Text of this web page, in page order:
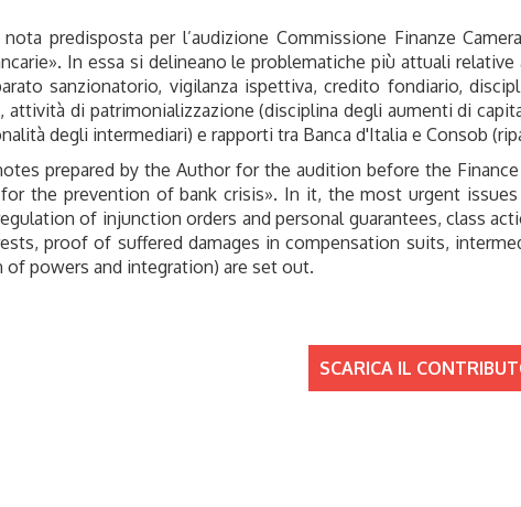
predisposta per l’audizione Commissione Finanze
In essa si delineano le problematiche più attuali
sanzionatorio, vigilanza ispettiva, credito fondiario,
attività di patrimonializzazione (disciplina degli aumenti di
degli intermediari) e rapporti tra Banca d'Italia e Consob
prepared by the Author for the audition before the
the prevention of bank crisis». In it, the most urgent
of injunction orders and personal guarantees, class
proof of suffered damages in compensation suits,
of powers and integration) are set out.
SCARICA IL